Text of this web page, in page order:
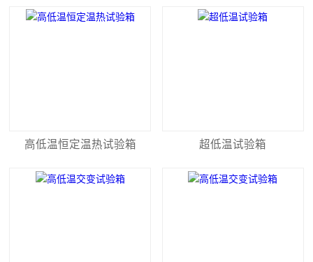
高低温恒定温热试验箱 超低温试验箱